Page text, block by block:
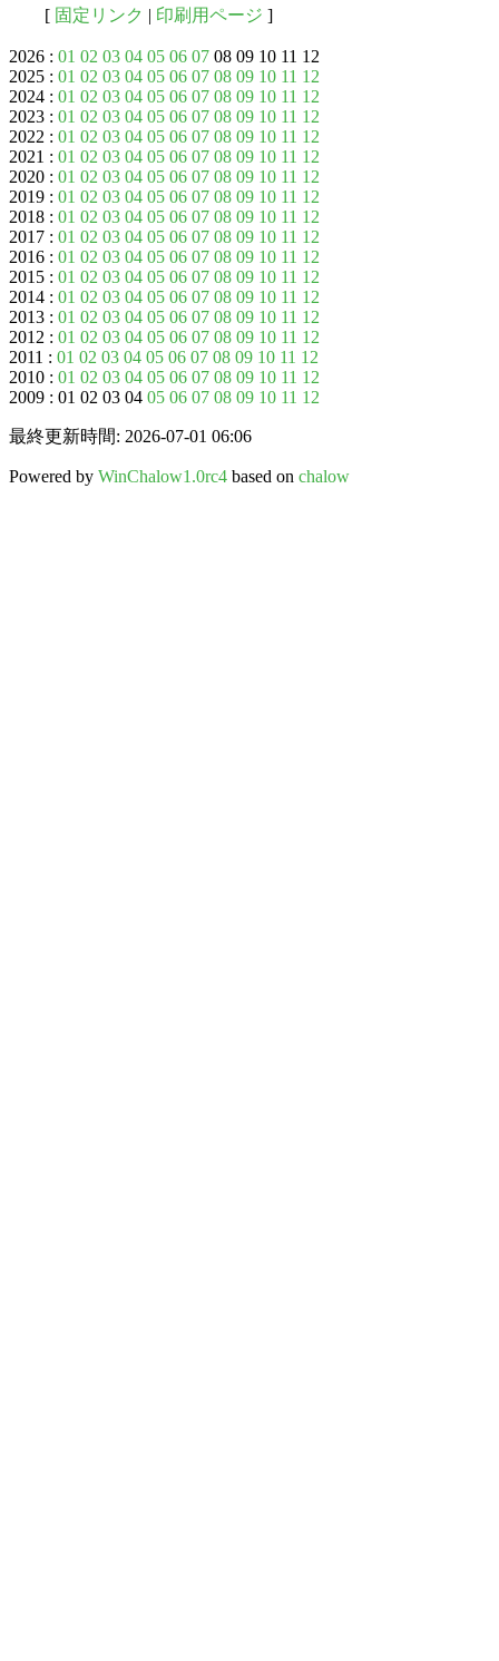
[ 固定リンク | 印刷用ページ ]
2026 : 01 02 03 04 05 06 07 08 09 10 11 12
2025 : 01 02 03 04 05 06 07 08 09 10 11 12
2024 : 01 02 03 04 05 06 07 08 09 10 11 12
2023 : 01 02 03 04 05 06 07 08 09 10 11 12
2022 : 01 02 03 04 05 06 07 08 09 10 11 12
2021 : 01 02 03 04 05 06 07 08 09 10 11 12
2020 : 01 02 03 04 05 06 07 08 09 10 11 12
2019 : 01 02 03 04 05 06 07 08 09 10 11 12
2018 : 01 02 03 04 05 06 07 08 09 10 11 12
2017 : 01 02 03 04 05 06 07 08 09 10 11 12
2016 : 01 02 03 04 05 06 07 08 09 10 11 12
2015 : 01 02 03 04 05 06 07 08 09 10 11 12
2014 : 01 02 03 04 05 06 07 08 09 10 11 12
2013 : 01 02 03 04 05 06 07 08 09 10 11 12
2012 : 01 02 03 04 05 06 07 08 09 10 11 12
2011 : 01 02 03 04 05 06 07 08 09 10 11 12
2010 : 01 02 03 04 05 06 07 08 09 10 11 12
2009 : 01 02 03 04 05 06 07 08 09 10 11 12
最終更新時間: 2026-07-01 06:06
Powered by WinChalow1.0rc4 based on chalow